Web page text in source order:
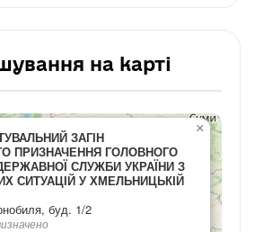
на карті
ЗАГІН
ПРИЗНАЧЕННЯ ГОЛОВНОГО
СЛУЖБИ УКРАЇНИ З
СИТУАЦІЙ У ХМЕЛЬНИЦЬКІЙ
буд. 1/2
×